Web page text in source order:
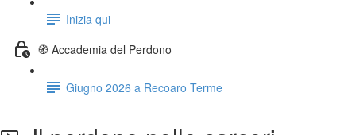
Inizia qui
🧭 Accademia del Perdono
Giugno 2026 a Recoaro Terme